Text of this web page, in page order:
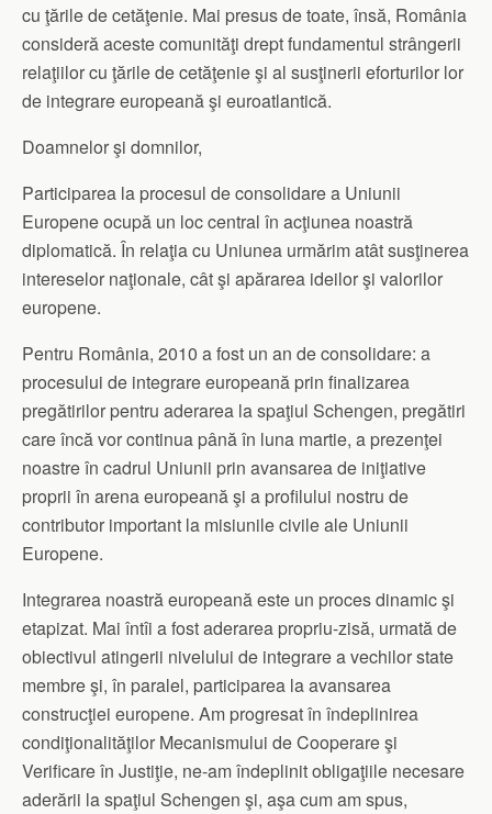
cu ţările de cetăţenie. Mai presus de toate, însă, România
consideră aceste comunităţi drept fundamentul strângerii
relaţiilor cu ţările de cetăţenie şi al susţinerii eforturilor lor
de integrare europeană şi euroatlantică.
Doamnelor şi domnilor,
Participarea la procesul de consolidare a Uniunii
Europene ocupă un loc central în acţiunea noastră
diplomatică. În relaţia cu Uniunea urmărim atât susţinerea
intereselor naţionale, cât şi apărarea ideilor şi valorilor
europene.
Pentru România, 2010 a fost un an de consolidare: a
procesului de integrare europeană prin finalizarea
pregătirilor pentru aderarea la spaţiul Schengen, pregătiri
care încă vor continua până în luna martie, a prezenţei
noastre în cadrul Uniunii prin avansarea de iniţiative
proprii în arena europeană şi a profilului nostru de
contributor important la misiunile civile ale Uniunii
Europene.
Integrarea noastră europeană este un proces dinamic şi
etapizat. Mai întîi a fost aderarea propriu-zisă, urmată de
obiectivul atingerii nivelului de integrare a vechilor state
membre şi, în paralel, participarea la avansarea
construcţiei europene. Am progresat în îndeplinirea
condiţionalităţilor Mecanismului de Cooperare şi
Verificare în Justiţie, ne-am îndeplinit obligaţiile necesare
aderării la spaţiul Schengen şi, aşa cum am spus,